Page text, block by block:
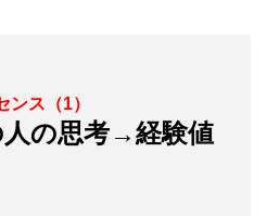
ンス（1）
人の思考→経験値